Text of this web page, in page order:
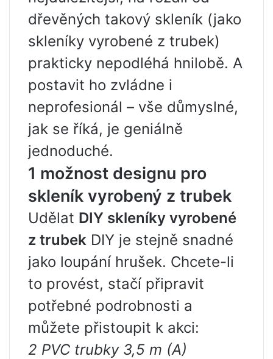
dřevěných takový skleník (jako
skleníky vyrobené z trubek)
prakticky nepodléhá hnilobě. A
postavit ho zvládne i
neprofesionál – vše důmyslné,
jak se říká, je geniálně
jednoduché.
1 možnost designu pro
skleník vyrobený z trubek
Udělat DIY skleníky vyrobené
z trubek DIY je stejně snadné
jako loupání hrušek. Chcete-li
to provést, stačí připravit
potřebné podrobnosti a
můžete přistoupit k akci:
2 PVC trubky 3,5 m (A)